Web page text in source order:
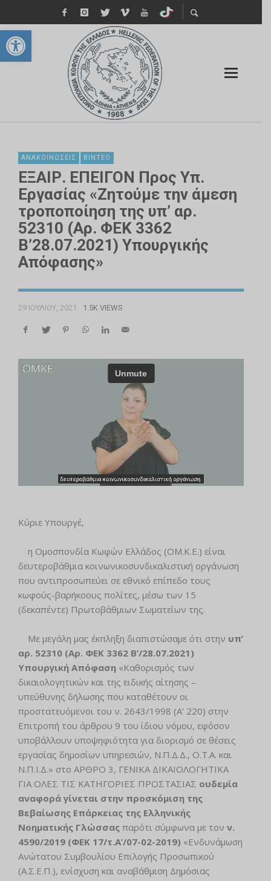
Ανοίξτε τη γραμμή εργαλείων
ΑΝΑΚΟΙΝΏΣΕΙΣ ΒΊΝΤΕΟ
ΕΞΑΙΡ. ΕΠΕΙΓΟΝ Προς Υπ.
Εργασίας «Ζητούμε την άμεση
τροποποίηση της υπ’ αρ.
52310 (Αρ. ΦΕΚ 3362
Β’28.07.2021) Υπουργικής
Απόφασης»
29 ΙΟΥΛΊΟΥ, 2021 1.5K VIEWS
Κύριε Υπουργέ,
η Ομοσπονδία Κωφών Ελλάδος (ΟΜ.Κ.Ε.) είναι
δευτεροβάθμια κοινωνικοσυνδικαλιστική οργάνωση
που αντιπροσωπεύει σε εθνικό επίπεδο τους
κωφούς-βαρήκοους πολίτες, μέσω των 15
(δεκαπέντε) Πρωτοβάθμιων Σωματείων της.
Με μεγάλη μας έκπληξη διαπιστώσαμε ότι στην υπ’
αρ. 52310 (Αρ. ΦΕΚ 3362 Β’/28.07.2021)
Υπουργική Απόφαση «Καθορισμός των
δικαιολογητικών και της ειδικής αίτησης –
υπεύθυνης δήλωσης που καταθέτουν οι
προστατευόμενοι του ν. 2643/1998 (Α’ 220) στην
Επιτροπή του άρθρου 9 του ίδιου νόμου, εφόσον
υποβάλλουν υποψηφιότητα για διορισμό σε θέσεις
εργασίας δημοσίων υπηρεσιών, Ν.Π.Δ.Δ., Ο.Τ.Α. και
Ν.Π.Ι.Δ.» στο ΑΡΘΡΟ 3, ΓΕΝΙΚΑ ΔΙΚΑΙΟΛΟΓΗΤΙΚΑ
ΓΙΑ ΟΛΕΣ ΤΙΣ ΚΑΤΗΓΟΡΙΕΣ ΠΡΟΣΤΑΣΙΑΣ ουδεμία
αναφορά γίνεται στην προσκόμιση της
Βεβαίωσης Επάρκειας της Ελληνικής
Νοηματικής Γλώσσας παρότι σύμφωνα με τον ν.
4590/2019 (ΦΕΚ 17/τ.Α’/07-02-2019) «Ενδυνάμωση
Ανώτατου Συμβουλίου Επιλογής Προσωπικού
(Α.Σ.Ε.Π.), ενίσχυση και αναβάθμιση Δημόσιας